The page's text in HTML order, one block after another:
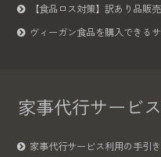
【食品ロス対策】訳あり品販
ヴィーガン食品を購入できる
家事代行サービス
家事代行サービス利用の手引き